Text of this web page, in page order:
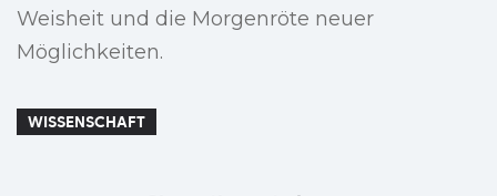
Weisheit und die Morgenröte neuer
Möglichkeiten.
WISSENSCHAFT